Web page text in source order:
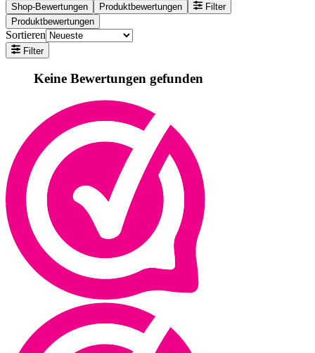
Shop-Bewertungen
Produktbewertungen
Filter
Produktbewertungen
Sortieren
Filter
Keine Bewertungen gefunden